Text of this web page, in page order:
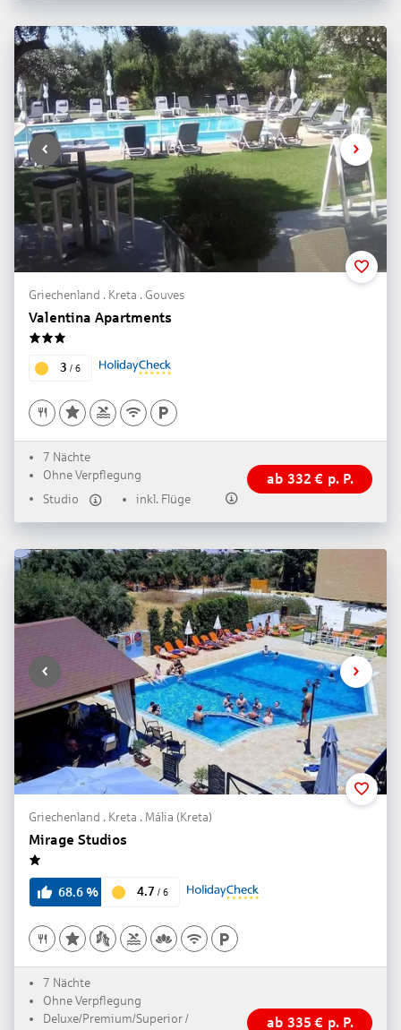
Griechenland . Kreta . Gouves
Valentina Apartments
3 / 6
7 Nächte
Ohne Verpflegung
Studio
inkl. Flüge
ab 332 € p. P.
Griechenland . Kreta . Mália (Kreta)
Mirage Studios
1
68.6% 4.7 / 6
7 Nächte
Ohne Verpflegung
Deluxe/Premium/Superior /
ab 335 € p. P.